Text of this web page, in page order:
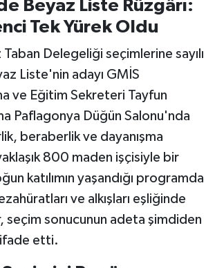
Beyaz Liste Rüzgârı:
Tek Yürek Oldu
Delegeliği seçimlerine sayılı
Liste'nin adayı GMİS
ve Eğitim Sekreteri Tayfun
Paflagonya Düğün Salonu'nda
beraberlik ve dayanışma
800 maden işçisiyle bir
katılımın yaşandığı programda
ve alkışları eşliğinde
seçim sonucunun adeta şimdiden
etti.